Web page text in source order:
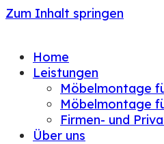
Zum Inhalt springen
Home
Leistungen
Möbelmontage
Möbelmontage
Firmen- und
Über uns